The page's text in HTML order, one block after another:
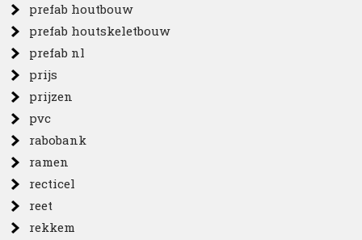
prefab houtbouw
prefab houtskeletbouw
prefab nl
prijs
prijzen
pvc
rabobank
ramen
recticel
reet
rekkem